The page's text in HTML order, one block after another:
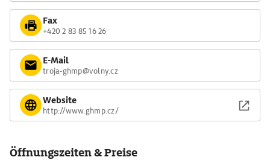
Fax
+420 2 83 85 16 26
E-Mail
troja-ghmp@volny.cz
Website
http://www.ghmp.cz/
Öffnungszeiten & Preise